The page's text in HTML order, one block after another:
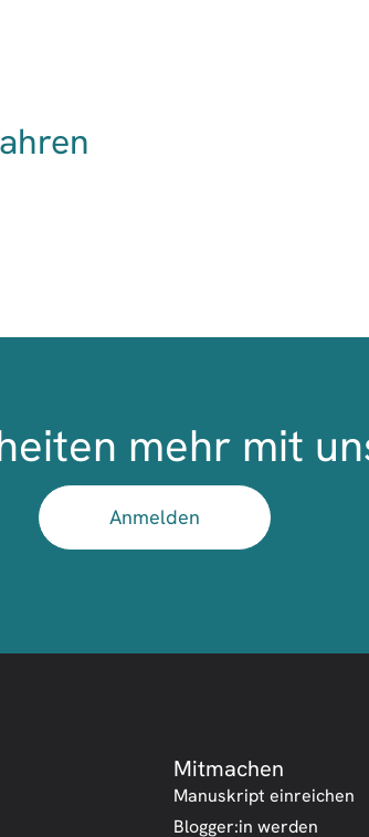
mehr mit
Anmelden
Mitmachen
Manuskript einreichen
Blogger:in werden